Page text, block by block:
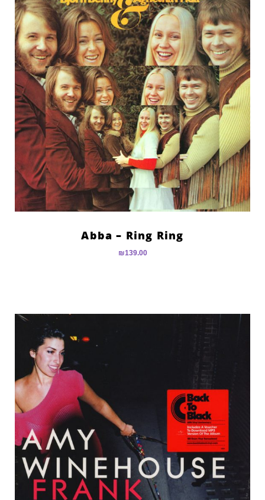
Abba – Ring Ring
₪139.00